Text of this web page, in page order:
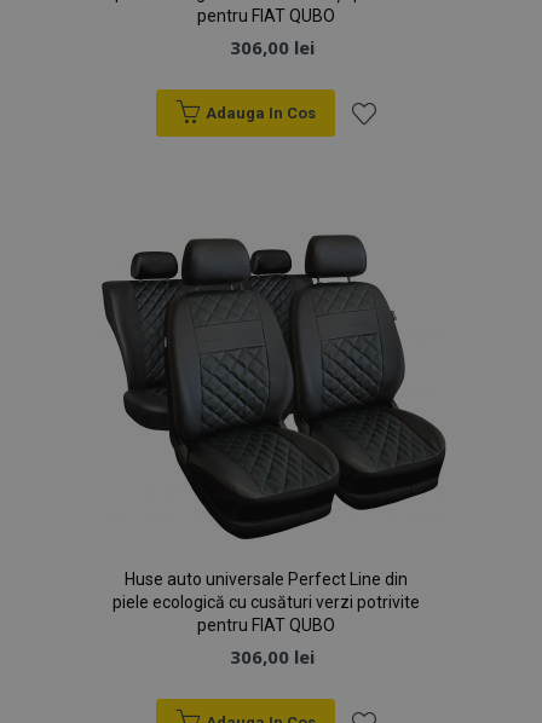
pentru FIAT QUBO
306,00 lei
Adauga In Cos
Dorințe
Huse auto universale Perfect Line din
piele ecologică cu cusături verzi potrivite
pentru FIAT QUBO
306,00 lei